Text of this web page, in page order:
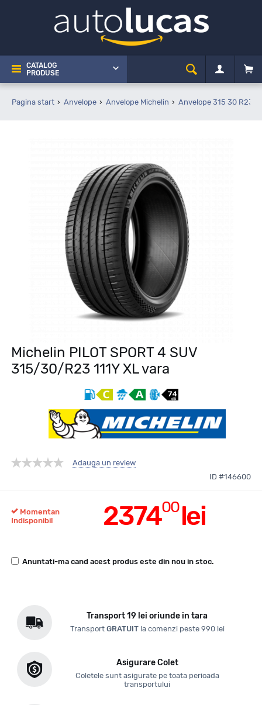
CATALOG
PRODUSE
Pagina start Anvelope Anvelope Michelin Anvelope 315 30 R23
Michelin PILOT SPORT 4 SUV
315/30/R23 111Y XL vara
Adauga un review
ID #146600
237400lei
Momentan
Indisponibil
Anuntati-ma cand acest produs este din nou in stoc.
Transport 19 lei oriunde in tara
Transport GRATUITla comenzi peste 990 lei
Asigurare Colet
Coletele sunt asigurate pe toata perioada
transportului